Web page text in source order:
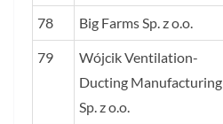
78 Big Farms Sp. z o.o.
79
Wójcik Ventilation-
Ducting Manufacturing
Sp. z o.o.